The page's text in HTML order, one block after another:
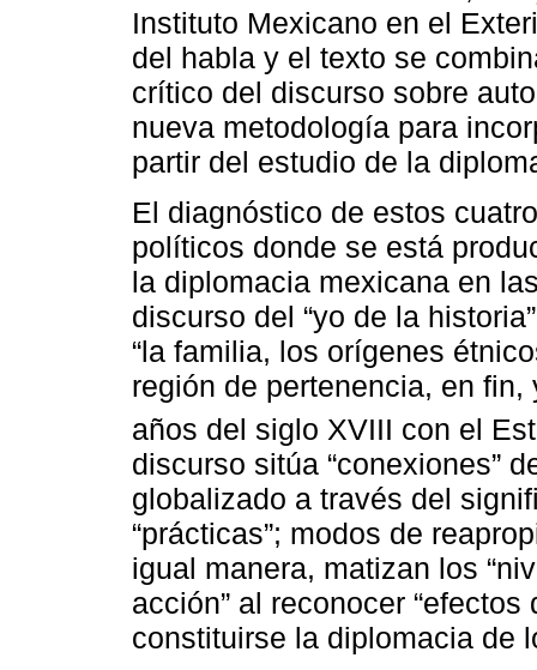
Instituto Mexicano en el
del habla y el texto se
crítico del discurso sobre
nueva metodología para
partir del estudio de la
El diagnóstico de estos
políticos donde se está
la diplomacia mexicana en
discurso del “yo de la
“la familia, los orígenes
región de pertenencia, en
años del siglo XVIII con el
discurso sitúa “conexiones”
globalizado a través del
“prácticas”; modos de
igual manera, matizan los
acción” al reconocer
constituirse la diplomacia de